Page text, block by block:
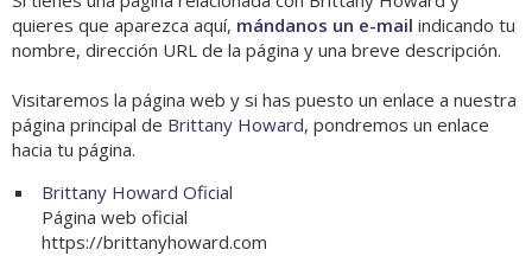
quieres que aparezca aquí, mándanos un e-mail indicando tu
nombre, dirección URL de la página y una breve descripción.
Visitaremos la página web y si has puesto un enlace a nuestra
página principal de Brittany Howard, pondremos un enlace
hacia tu página.
Brittany Howard Oficial
Página web oficial
https://brittanyhoward.com